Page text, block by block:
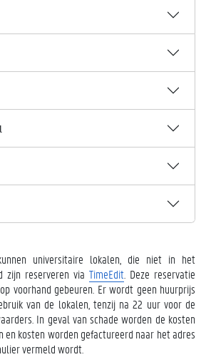
universitaire lokalen, die niet in het
zijn reserveren via TimeEdit . Deze reservatie
voorhand gebeuren. Er wordt geen huurprijs
van de lokalen, tenzij na 22 uur voor de
In geval van schade worden de kosten
en kosten worden gefactureerd naar het adres
vermeld wordt.